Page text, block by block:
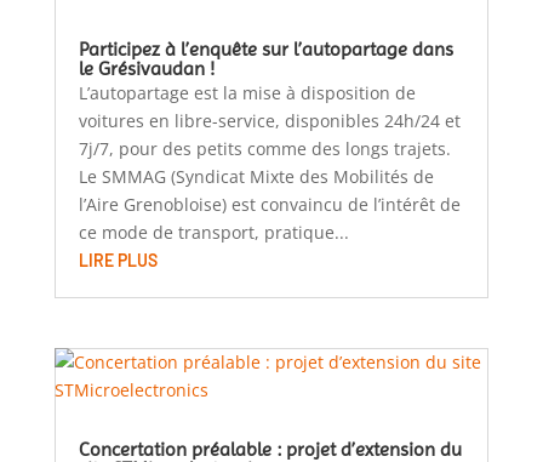
Participez à l’enquête sur l’autopartage dans
le Grésivaudan !
L’autopartage est la mise à disposition de
voitures en libre-service, disponibles 24h/24 et
7j/7, pour des petits comme des longs trajets.
Le SMMAG (Syndicat Mixte des Mobilités de
l’Aire Grenobloise) est convaincu de l’intérêt de
ce mode de transport, pratique...
LIRE PLUS
Concertation préalable : projet d’extension du